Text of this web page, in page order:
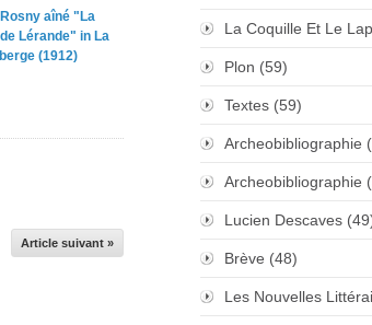
aîné "La
Lérande" in La
(1912)
Article suivant »
La Coquille Et Le
Plon (59)
Textes (59)
Archeobibliographie
Archeobibliographie
Lucien Descaves
Brève (48)
Les Nouvelles